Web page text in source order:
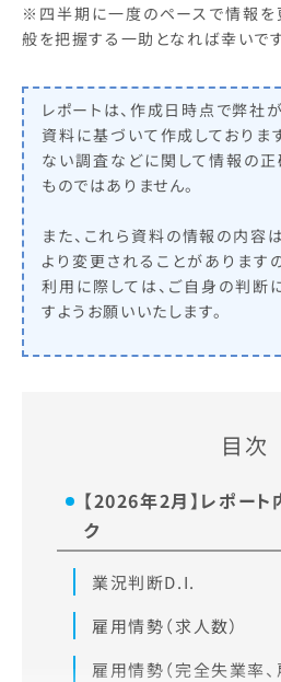
※四半期に一度のペースで情報を
般を把握する一助となれば幸いです
レポートは、作成日時点で弊社
資料に基づいて作成しておりま
ない調査などに関して情報の
ものではありません。
また、これら資料の情報の内容
より変更されることがあります
利用に際しては、ご自身の判断
すようお願いいたします。
目次
【2026年2月】レポー
ク
業況判断D.I.
雇用情勢（求人数）
雇用情勢（完全失業率